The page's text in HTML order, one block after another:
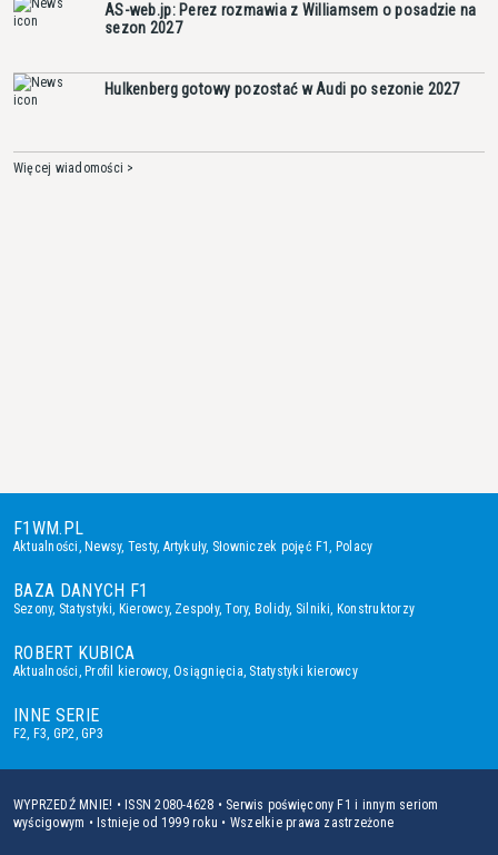
AS-web.jp: Perez rozmawia z Williamsem o posadzie na
sezon 2027
Hulkenberg gotowy pozostać w Audi po sezonie 2027
Więcej wiadomości >
F1WM.PL
Aktualności, Newsy, Testy, Artykuły, Słowniczek pojęć F1, Polacy
BAZA DANYCH F1
Sezony, Statystyki, Kierowcy, Zespoły,Tory, Bolidy, Silniki, Konstruktorzy
ROBERT KUBICA
Aktualności, Profil kierowcy,Osiągnięcia, Statystyki kierowcy
INNE SERIE
F2, F3, GP2,GP3
WYPRZEDŹ MNIE! • ISSN 2080-4628 • Serwis poświęcony F1 i innym seriom
wyścigowym • Istnieje od 1999 roku • Wszelkie prawa zastrzeżone